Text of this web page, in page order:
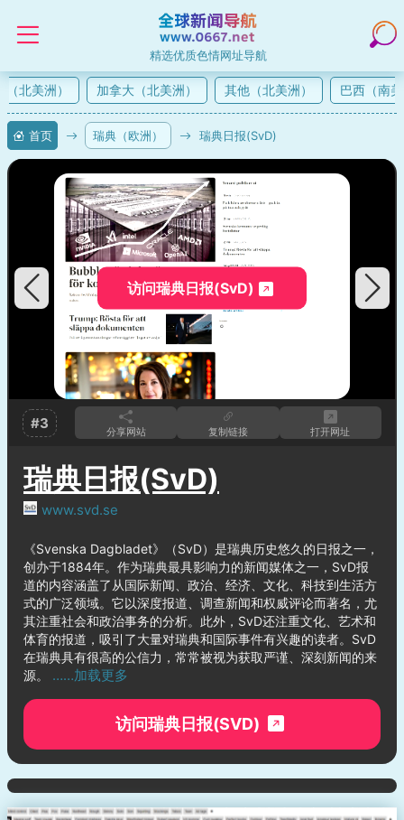
精选优质色情网址导航
北美洲） 加拿大（北美洲） 其他（北美洲） 巴西（南美
首页 瑞典（欧洲） 瑞典日报(SvD)
访问瑞典日报(SvD)
#3 分享网站 复制链接 打开网址
瑞典日报(SvD)
www.svd.se
《Svenska Dagbladet》（SvD）是瑞典历史悠久的日报之一，
创办于1884年。作为瑞典最具影响力的新闻媒体之一，SvD报
道的内容涵盖了从国际新闻、政治、经济、文化、科技到生活方
式的广泛领域。它以深度报道、调查新闻和权威评论而著名，尤
其注重社会和政治事务的分析。此外，SvD还注重文化、艺术和
体育的报道，吸引了大量对瑞典和国际事件有兴趣的读者。SvD
在瑞典具有很高的公信力，常常被视为获取严谨、深刻新闻的来
源。 ……加载更多
访问瑞典日报(SVD)